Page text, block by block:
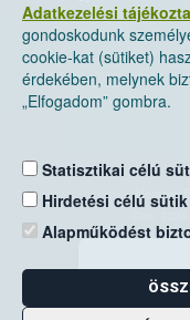
Adatkezelési
gondoskodunk
cookie-kat (sütiket)
érdekében, melynek
„Elfogadom” gombra.
Statisztikai célú
Hirdetési célú sütik
Alapműködést
Nemzeti
E-mail: